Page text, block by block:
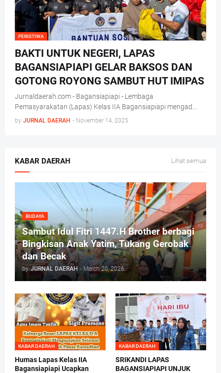
PERISTIWA
BAKTI UNTUK NEGERI, LAPAS
BAGANSIAPIAPI GELAR BAKSOS DAN
GOTONG ROYONG SAMBUT HUT IMIPAS
Jurnaldaerah.com - Bagansiapiapi - Lembaga
Pemasyarakatan (Lapas) Kelas IIA Bagansiapiapi mengad…
by JURNAL DAERAH - November 14, 2025
KABAR DAERAH Lihat semua
BUDAYA
Sambut Idul Fitri 1447.H Brother berbagi
Bingkisan Anak Yatim, Tukang Gerobak
dan Becak
by JURNAL DAERAH - March 20, 2026
KABAR DAERAH
Humas Lapas Kelas IIA
Bagansiapiapi Ucapkan
KABAR DAERAH
SRIKANDI LAPAS
BAGANSIAPIAPI UNJUK